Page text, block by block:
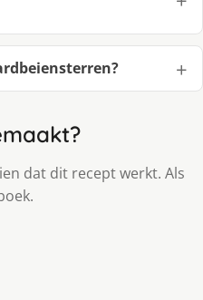
dat dit recept werkt. Als